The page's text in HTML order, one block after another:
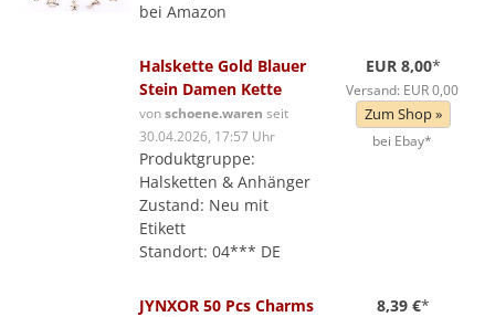
bei Amazon
Halskette Gold Blauer
Stein Damen Kette
vonschoene.waren seit
30.04.2026, 17:57 Uhr
Produktgruppe:
Halsketten & Anhänger
Zustand: Neu mit
Etikett
Standort: 04*** DE
EUR 8,00*
Versand: EUR 0,00
Zum Shop »
bei Ebay*
JYNXOR 50 Pcs Charms
8,39 €*